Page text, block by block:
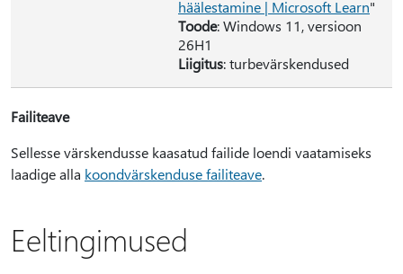
häälestamine | Microsoft Learn"
Toode: Windows 11, versioon
26H1
Liigitus: turbevärskendused
Failiteave
Sellesse värskendusse kaasatud failide loendi vaatamiseks
laadige alla koondvärskenduse failiteave.
Eeltingimused